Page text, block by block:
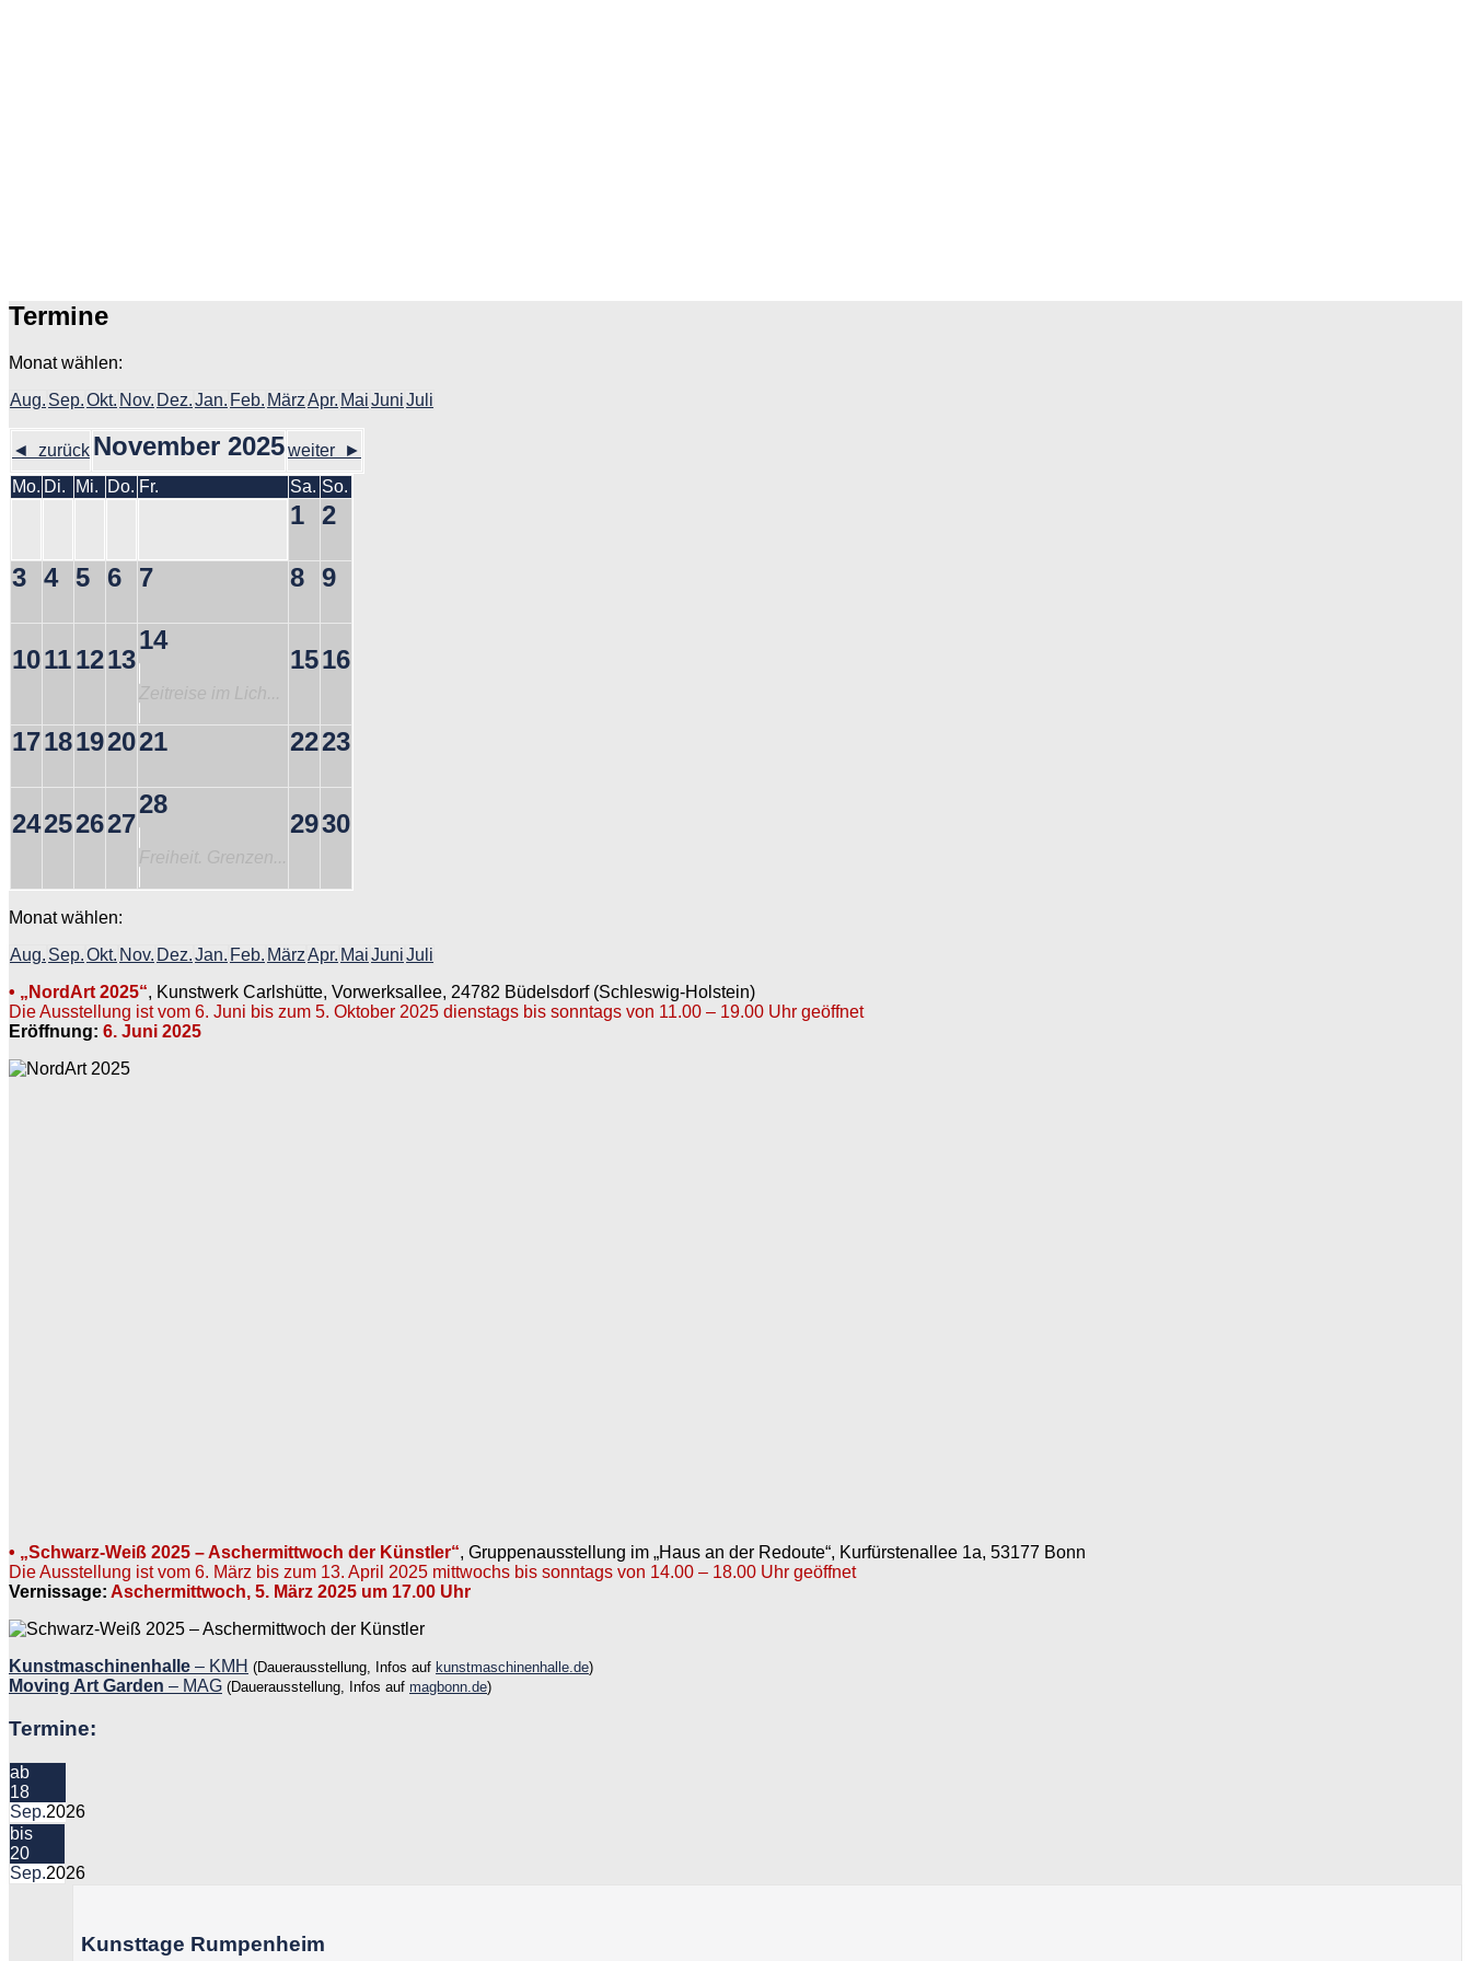
Termine
Monat wählen:
Aug. Sep.Okt. Nov. Dez.Jan. Feb. MärzApr. MaiJuniJuli
◄ zurück November 2025weiter ►
Mo. Di. Mi. Do. Fr. Sa. So.
1 2
3 4 5 6 7 8 9
10111213
14
1516
1718192021 2223
24252627
28
2930
Monat wählen:
Aug. Sep.Okt. Nov. Dez.Jan. Feb. MärzApr. MaiJuniJuli
• „NordArt 2025“, Kunstwerk Carlshütte, Vorwerksallee, 24782 Büdelsdorf (Schleswig-Holstein)
Die Ausstellung ist vom 6. Juni bis zum 5. Oktober 2025 dienstags bis sonntags von 11.00 – 19.00 Uhr geöffnet
Eröffnung: 6. Juni 2025
• „Schwarz-Weiß 2025 – Aschermittwoch der Künstler“, Gruppenausstellung im „Haus an der Redoute“, Kurfürstenallee 1a, 53177 Bonn
Die Ausstellung ist vom 6. März bis zum 13. April 2025 mittwochs bis sonntags von 14.00 – 18.00 Uhr geöffnet
Vernissage: Aschermittwoch, 5. März 2025 um 17.00 Uhr
Kunstmaschinenhalle – KMH (Dauerausstellung, Infos auf kunstmaschinenhalle.de)
Moving Art Garden – MAG (Dauerausstellung, Infos auf magbonn.de)
Termine:
ab
18
Sep.2026
bis
20
Sep.2026
Kunsttage Rumpenheim